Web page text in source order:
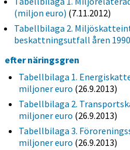
(miljon euro) (7.11.2012)
Tabellbilaga 2.
beskattningsutfall åren
efter näringsgren
Tabellbilaga 1.
miljoner euro (26.9.2013)
Tabellbilaga 2.
miljoner euro (26.9.2013)
Tabellbilaga 3.
miljoner euro (26.9.2013)